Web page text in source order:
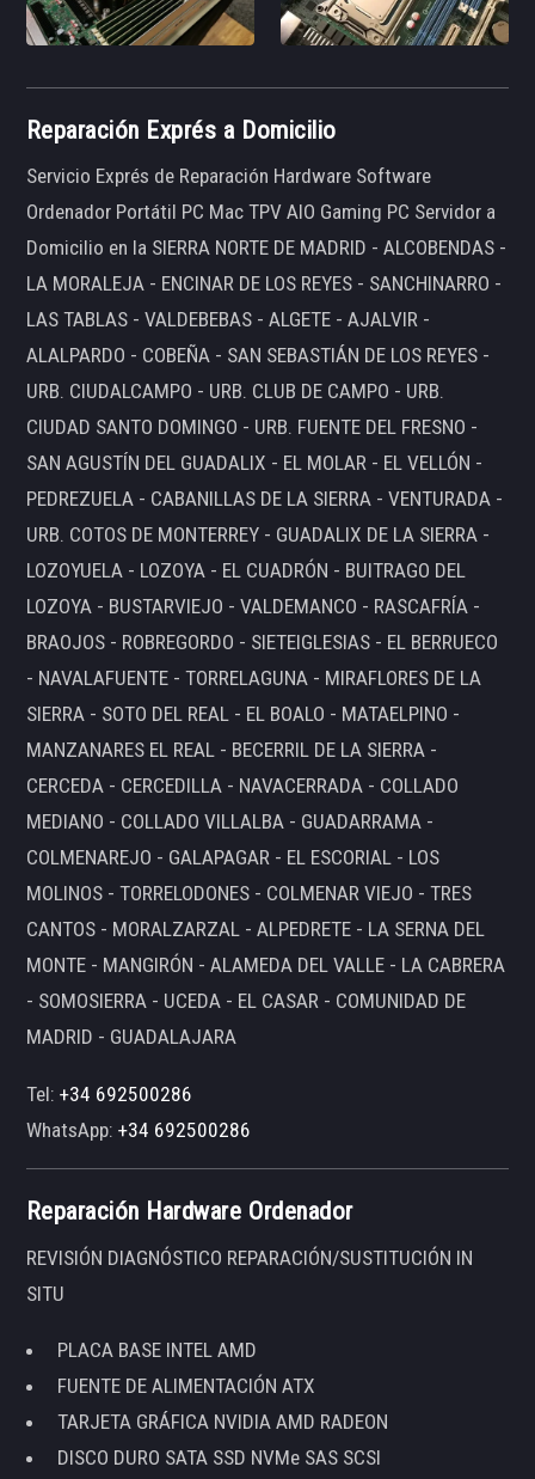
Reparación Exprés a Domicilio
Servicio Exprés de Reparación Hardware Software
Ordenador Portátil PC Mac TPV AIO Gaming PC Servidor a
Domicilio en la SIERRA NORTE DE MADRID - ALCOBENDAS -
LA MORALEJA - ENCINAR DE LOS REYES - SANCHINARRO -
LAS TABLAS - VALDEBEBAS - ALGETE - AJALVIR -
ALALPARDO - COBEÑA - SAN SEBASTIÁN DE LOS REYES -
URB. CIUDALCAMPO - URB. CLUB DE CAMPO - URB.
CIUDAD SANTO DOMINGO - URB. FUENTE DEL FRESNO -
SAN AGUSTÍN DEL GUADALIX - EL MOLAR - EL VELLÓN -
PEDREZUELA - CABANILLAS DE LA SIERRA - VENTURADA -
URB. COTOS DE MONTERREY - GUADALIX DE LA SIERRA -
LOZOYUELA - LOZOYA - EL CUADRÓN - BUITRAGO DEL
LOZOYA - BUSTARVIEJO - VALDEMANCO - RASCAFRÍA -
BRAOJOS - ROBREGORDO - SIETEIGLESIAS - EL BERRUECO
- NAVALAFUENTE - TORRELAGUNA - MIRAFLORES DE LA
SIERRA - SOTO DEL REAL - EL BOALO - MATAELPINO -
MANZANARES EL REAL - BECERRIL DE LA SIERRA -
CERCEDA - CERCEDILLA - NAVACERRADA - COLLADO
MEDIANO - COLLADO VILLALBA - GUADARRAMA -
COLMENAREJO - GALAPAGAR - EL ESCORIAL - LOS
MOLINOS - TORRELODONES - COLMENAR VIEJO - TRES
CANTOS - MORALZARZAL - ALPEDRETE - LA SERNA DEL
MONTE - MANGIRÓN - ALAMEDA DEL VALLE - LA CABRERA
- SOMOSIERRA - UCEDA - EL CASAR - COMUNIDAD DE
MADRID - GUADALAJARA
Tel:+34 692500286
WhatsApp:+34 692500286
Reparación Hardware Ordenador
REVISIÓN DIAGNÓSTICO REPARACIÓN/SUSTITUCIÓN IN
SITU
PLACA BASE INTEL AMD
FUENTE DE ALIMENTACIÓN ATX
TARJETA GRÁFICA NVIDIA AMD RADEON
DISCO DURO SATA SSD NVMe SAS SCSI